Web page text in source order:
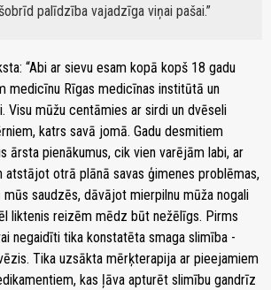
palīdzība vajadzīga viņai pašai.
“Abi ar sievu esam kopā kopš 18 gadu
medicīnu Rīgas medicīnas institūtā un
Visu mūžu centāmies ar sirdi un dvēseli
katrs savā jomā. Gadu desmitiem
ārsta pienākumus, cik vien varējām labi, ar
atstājot otrā plānā savas ģimenes problēmas,
saudzēs, dāvājot mierpilnu mūža nogali
liktenis reizēm mēdz būt nežēlīgs. Pirms
negaidīti tika konstatēta smaga slimība -
Tika uzsākta mērķterapija ar pieejamiem
kas ļāva apturēt slimību gandrīz